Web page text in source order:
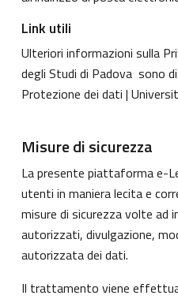
Link utili
Ulteriori informazioni sulla
degli Studi di Padova sono
Protezione dei dati |
Misure di sicurezza
La presente piattaforma e-
utenti in maniera lecita e
misure di sicurezza volte ad
autorizzati, divulgazione,
autorizzata dei dati.
Il trattamento viene